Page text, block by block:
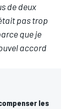
de deux
pas trop
que je
accord
les